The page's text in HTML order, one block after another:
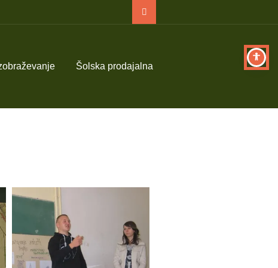
Šolska prodajalna